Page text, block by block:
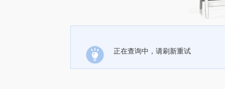
正在查询中，请刷新重试